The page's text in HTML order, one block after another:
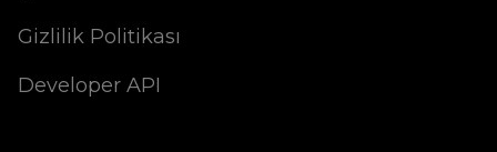
Gizlilik Politikası
Developer API